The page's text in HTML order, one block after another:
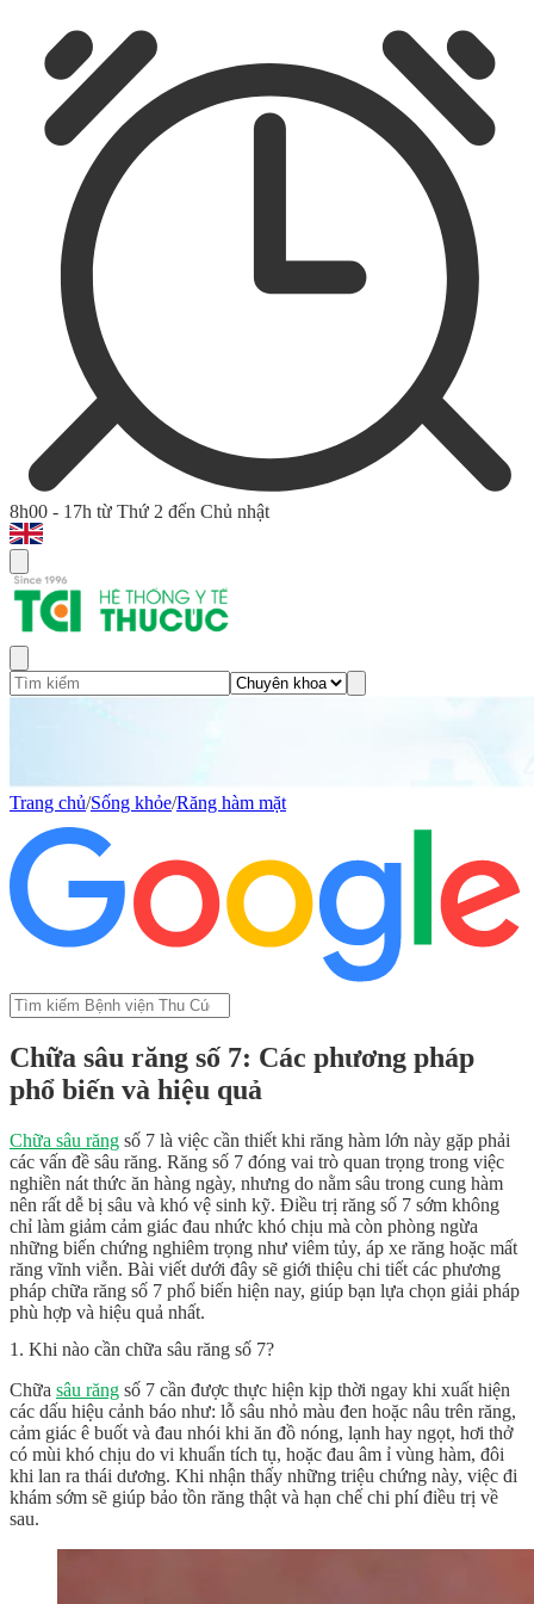
8h00 - 17h từ Thứ 2 đến Chủ nhật
Trang chủ/Sống khỏe/Răng hàm mặt
Chữa sâu răng số 7: Các phương pháp
phổ biến và hiệu quả
Chữa sâu răng số 7 là việc cần thiết khi răng hàm lớn này gặp phải
các vấn đề sâu răng. Răng số 7 đóng vai trò quan trọng trong việc
nghiền nát thức ăn hàng ngày, nhưng do nằm sâu trong cung hàm
nên rất dễ bị sâu và khó vệ sinh kỹ. Điều trị răng số 7 sớm không
chỉ làm giảm cảm giác đau nhức khó chịu mà còn phòng ngừa
những biến chứng nghiêm trọng như viêm tủy, áp xe răng hoặc mất
răng vĩnh viễn. Bài viết dưới đây sẽ giới thiệu chi tiết các phương
pháp chữa răng số 7 phổ biến hiện nay, giúp bạn lựa chọn giải pháp
phù hợp và hiệu quả nhất.
1. Khi nào cần chữa sâu răng số 7?
Chữa sâu răng số 7 cần được thực hiện kịp thời ngay khi xuất hiện
các dấu hiệu cảnh báo như: lỗ sâu nhỏ màu đen hoặc nâu trên răng,
cảm giác ê buốt và đau nhói khi ăn đồ nóng, lạnh hay ngọt, hơi thở
có mùi khó chịu do vi khuẩn tích tụ, hoặc đau âm ỉ vùng hàm, đôi
khi lan ra thái dương. Khi nhận thấy những triệu chứng này, việc đi
khám sớm sẽ giúp bảo tồn răng thật và hạn chế chi phí điều trị về
sau.